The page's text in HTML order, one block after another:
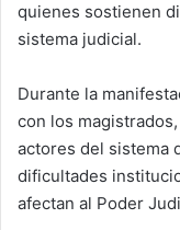
quienes sostienen
sistema judicial.
Durante la
con los
actores del sistema
dificultades
afectan al Poder